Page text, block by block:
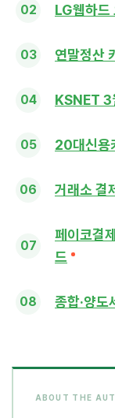
LG웹하드
연말정산
KSNET 3
20대신용
거래소 결
페이코결
드
종합·양도
ABOUT THE